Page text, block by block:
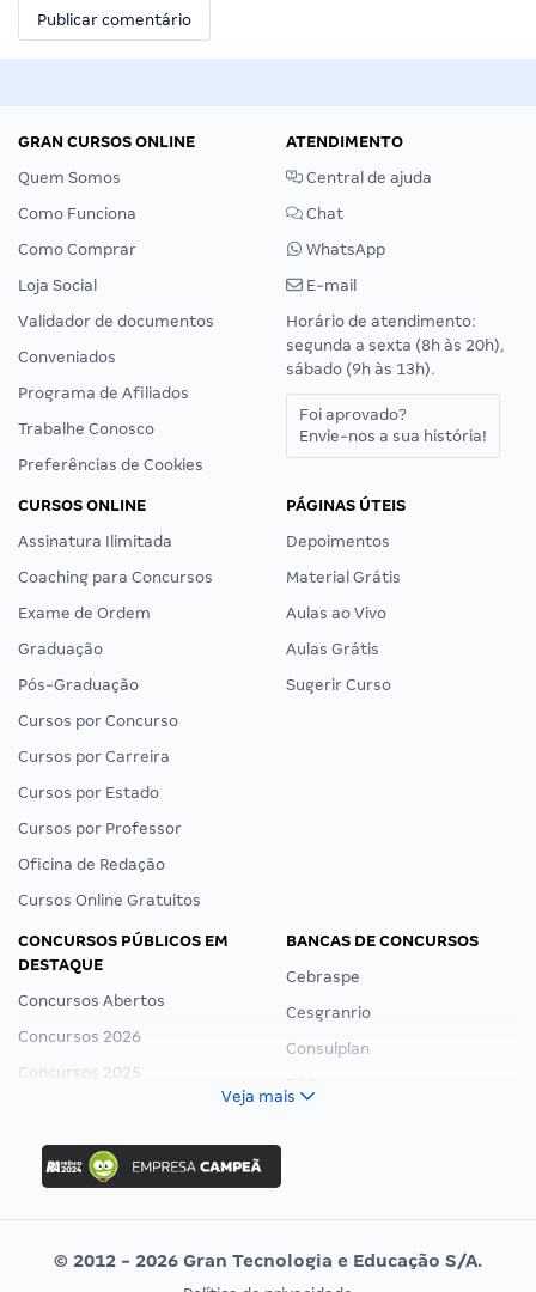
GRAN CURSOS ONLINE
Quem Somos
Como Funciona
Como Comprar
Loja Social
Validador de documentos
Conveniados
Programa de Afiliados
Trabalhe Conosco
Preferências de Cookies
ATENDIMENTO
Central de ajuda
Chat
WhatsApp
E-mail
Horário de atendimento:
segunda a sexta (8h às 20h),
sábado (9h às 13h).
Foi aprovado?
Envie-nos a sua história!
CURSOS ONLINE
Assinatura Ilimitada
Coaching para Concursos
Exame de Ordem
Graduação
Pós-Graduação
Cursos por Concurso
Cursos por Carreira
Cursos por Estado
Cursos por Professor
Oficina de Redação
Cursos Online Gratuitos
PÁGINAS ÚTEIS
Depoimentos
Material Grátis
Aulas ao Vivo
Aulas Grátis
Sugerir Curso
CONCURSOS PÚBLICOS EM
DESTAQUE
Concursos Abertos
Concursos 2026
Concursos 2025
Concurso Ibama
Concurso MPU
Editais publicados
BANCAS DE CONCURSOS
Cebraspe
Cesgranrio
Consulplan
Vunesp
Veja mais
© 2012 - 2026 Gran Tecnologia e Educação S/A.